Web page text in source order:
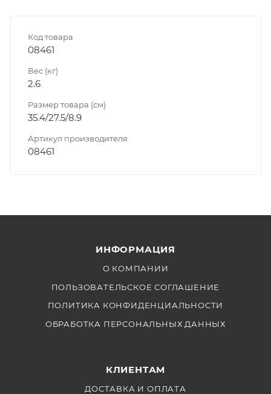
Код товара
08461
Вес (кг)
2.6
Размер товара (см)
35.4/27.5/8.9
Артикул производителя
08461
ИНФОРМАЦИЯ
О КОМПАНИИ
ПОЛЬЗОВАТЕЛЬСКОЕ СОГЛАШЕНИЕ
ПОЛИТИКА КОНФИДЕНЦИАЛЬНОСТИ
ОБРАБОТКА ПЕРСОНАЛЬНЫХ ДАННЫХ
КЛИЕНТАМ
ДОСТАВКА И ОПЛАТА